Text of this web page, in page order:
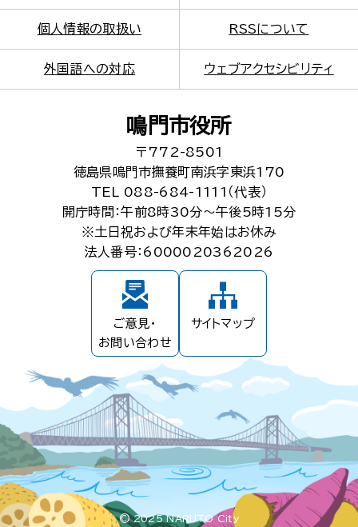
個人情報の取扱い RSSについて
外国語への対応 ウェブアクセシビリティ
鳴門市役所
〒772-8501
徳島県鳴門市撫養町南浜字東浜170
TEL 088-684-1111（代表）
開庁時間：午前8時30分～午後5時15分
※土日祝および年末年始はお休み
法人番号：6000020362026
ご意見・
お問い合わせ
サイトマップ
© 2025 NARUTO City